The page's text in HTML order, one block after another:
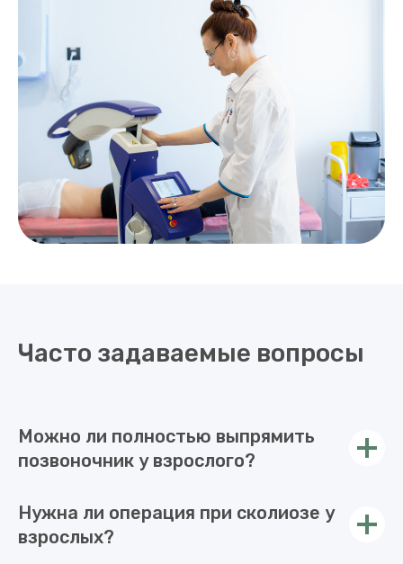
Часто задаваемые вопросы
Можно ли полностью выпрямить
позвоночник у взрослого?
Нужна ли операция при сколиозе у
взрослых?